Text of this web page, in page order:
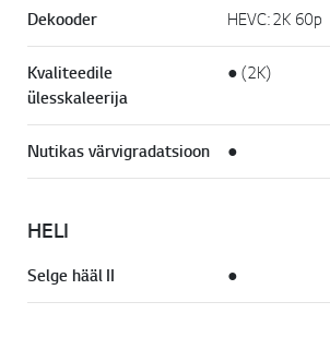
Dekooder HEVC: 2K 60p
Kvaliteedile
ülesskaleerija
● (2K)
Nutikas värvigradatsioon ●
HELI
Selge hääl II ●